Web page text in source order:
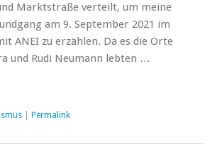
Marktstraße verteilt, um meine
am 9. September 2021 im
ANEI zu erzählen. Da es die Orte
und Rudi Neumann lebten …
Permalink